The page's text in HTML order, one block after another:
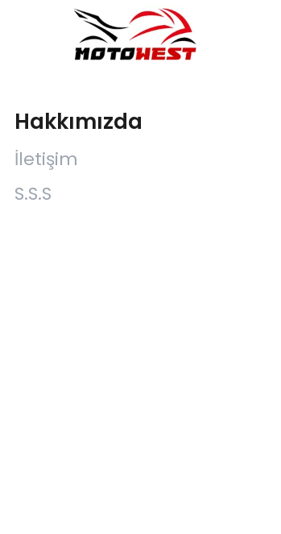
Hakkımızda
İletişim
S.S.S